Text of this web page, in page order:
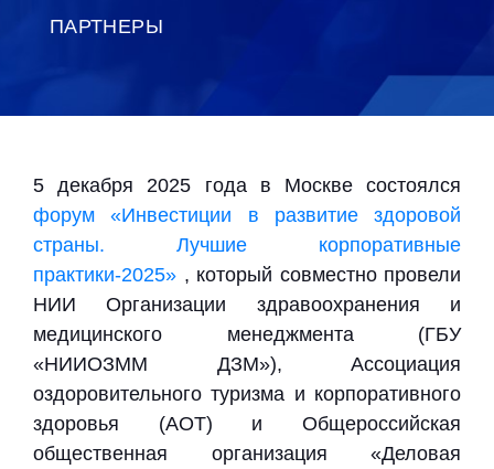
ПАРТНЕРЫ
5 декабря 2025 года в Москве состоялся
форум «Инвестиции в развитие здоровой
страны. Лучшие корпоративные
практики-2025» , который совместно провели
НИИ Организации здравоохранения и
медицинского менеджмента (ГБУ
«НИИОЗММ ДЗМ»), Ассоциация
оздоровительного туризма и корпоративного
здоровья (АОТ) и Общероссийская
общественная организация «Деловая